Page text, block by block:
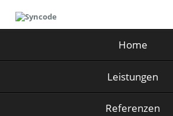
Home
Leistungen
Referenzen